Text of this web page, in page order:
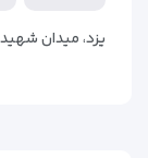
اختصاصی و
یزد، میدان شهید